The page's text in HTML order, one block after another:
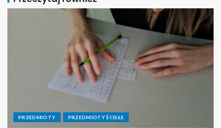
PRZEDMIOTY PRZEDMIOTY ŚCISŁE